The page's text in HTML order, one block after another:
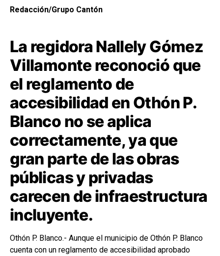
Redacción/Grupo Cantón
La regidora Nallely Gómez
Villamonte reconoció que
el reglamento de
accesibilidad en Othón P.
Blanco no se aplica
correctamente, ya que
gran parte de las obras
públicas y privadas
carecen de infraestructura
incluyente.
Othón P. Blanco.- Aunque el municipio de Othón P. Blanco
cuenta con un reglamento de accesibilidad aprobado